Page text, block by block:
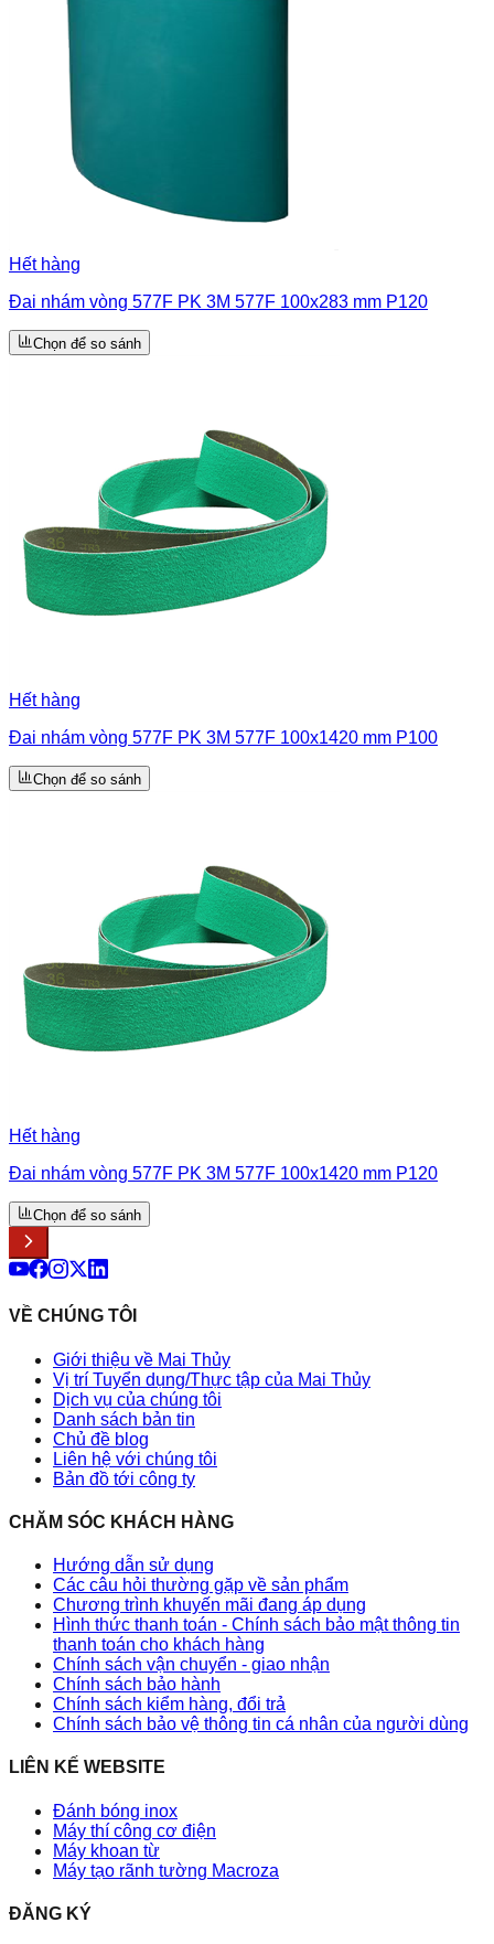
Hết hàng
Đai nhám vòng 577F PK 3M 577F 100x283 mm P120
Chọn để so sánh
Hết hàng
Đai nhám vòng 577F PK 3M 577F 100x1420 mm P100
Chọn để so sánh
Hết hàng
Đai nhám vòng 577F PK 3M 577F 100x1420 mm P120
Chọn để so sánh
VỀ CHÚNG TÔI
Giới thiệu về Mai Thủy
Vị trí Tuyển dụng/Thực tập của Mai Thủy
Dịch vụ của chúng tôi
Danh sách bản tin
Chủ đề blog
Liên hệ với chúng tôi
Bản đồ tới công ty
CHĂM SÓC KHÁCH HÀNG
Hướng dẫn sử dụng
Các câu hỏi thường gặp về sản phẩm
Chương trình khuyến mãi đang áp dụng
Hình thức thanh toán - Chính sách bảo mật thông tin
thanh toán cho khách hàng
Chính sách vận chuyển - giao nhận
Chính sách bảo hành
Chính sách kiểm hàng, đổi trả
Chính sách bảo vệ thông tin cá nhân của người dùng
LIÊN KẾ WEBSITE
Đánh bóng inox
Máy thí công cơ điện
Máy khoan từ
Máy tạo rãnh tường Macroza
ĐĂNG KÝ